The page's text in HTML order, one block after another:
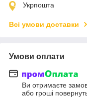
Укрпошта
Всі умови доставки
Умови оплати
Ви отримаєте
або гроші